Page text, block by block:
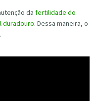
da fertilidade do
duradouro. Dessa maneira, o